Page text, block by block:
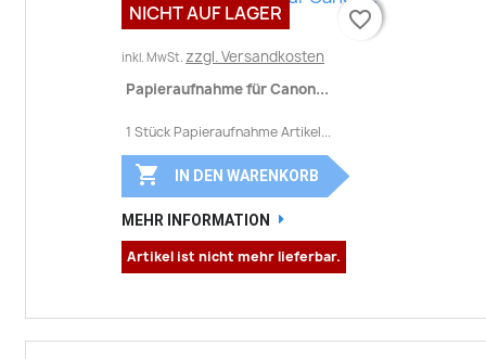
inkl. MwSt. zzgl. Versandkosten
Papieraufnahme für Canon...
1 Stück Papieraufnahme Artikel...
favorite_border
 IN DEN WARENKORB
MEHR INFORMATION
Artikel ist nicht mehr lieferbar.
NICHT AUF LAGER favorite_border